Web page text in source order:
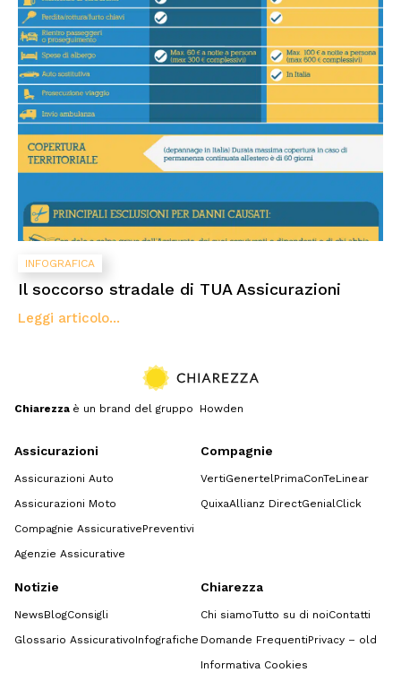
INFOGRAFICA
Il soccorso stradale di TUA Assicurazioni
Leggi articolo...
Chiarezza è un brand del gruppo Howden
Assicurazioni
Assicurazioni Auto
Assicurazioni Moto
Compagnie AssicurativePreventivi
Agenzie Assicurative
Compagnie
VertiGenertel PrimaConTeLinear
QuixaAllianz DirectGenialClick
Notizie
NewsBlogConsigli
Glossario AssicurativoInfografiche
Chiarezza
Chi siamoTutto su di noiContatti
Domande FrequentiPrivacy – old
Informativa Cookies